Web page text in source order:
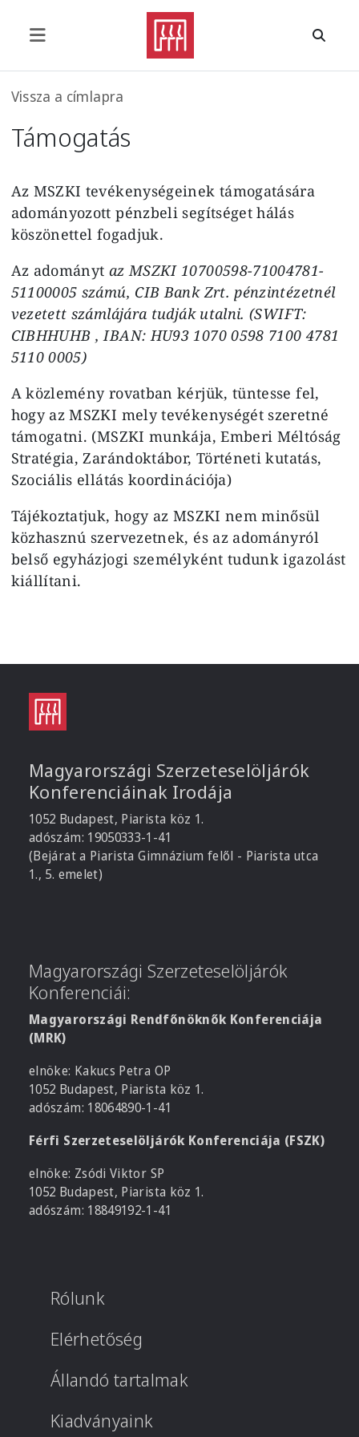
Morzsa
Vissza a címlapra
Támogatás
Az MSZKI tevékenységeinek támogatására
adományozott pénzbeli segítséget hálás
köszönettel fogadjuk.
Az adományt az MSZKI 10700598-71004781-
51100005 számú, CIB Bank Zrt. pénzintézetnél
vezetett számlájára tudják utalni. (SWIFT:
CIBHHUHB , IBAN: HU93 1070 0598 7100 4781
5110 0005)
A közlemény rovatban kérjük, tüntesse fel,
hogy az MSZKI mely tevékenységét szeretné
támogatni. (MSZKI munkája, Emberi Méltóság
Stratégia, Zarándoktábor, Történeti kutatás,
Szociális ellátás koordinációja)
Tájékoztatjuk, hogy az MSZKI nem minősül
közhasznú szervezetnek, és az adományról
belső egyházjogi személyként tudunk igazolást
kiállítani.
Magyarországi Szerzeteselöljárók
Konferenciáinak Irodája
1052 Budapest, Piarista köz 1.
adószám: 19050333-1-41
(Bejárat a Piarista Gimnázium felől - Piarista utca
1., 5. emelet)
Magyarországi Szerzeteselöljárók
Konferenciái:
Magyarországi Rendfőnöknők Konferenciája
(MRK)
elnöke: Kakucs Petra OP
1052 Budapest, Piarista köz 1.
adószám: 18064890-1-41
Férfi Szerzeteselöljárók Konferenciája (FSZK)
elnöke: Zsódi Viktor SP
1052 Budapest, Piarista köz 1.
adószám: 18849192-1-41
Rólunk
Elérhetőség
Állandó tartalmak
Kiadványaink